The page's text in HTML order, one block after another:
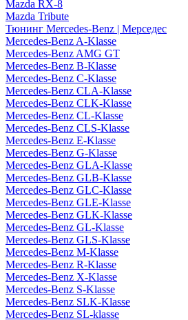
Mazda RX-8
Mazda Tribute
Тюнинг Mercedes-Benz | Мерседес
Mercedes-Benz A-Klasse
Mercedes-Benz AMG GT
Mercedes-Benz B-Klasse
Mercedes-Benz C-Klasse
Mercedes-Benz CLA-Klasse
Mercedes-Benz CLK-Klasse
Mercedes-Benz CL-Klasse
Mercedes-Benz CLS-Klasse
Mercedes-Benz E-Klasse
Mercedes-Benz G-Klasse
Mercedes-Benz GLA-Klasse
Mercedes-Benz GLB-Klasse
Mercedes-Benz GLC-Klasse
Mercedes-Benz GLE-Klasse
Mercedes-Benz GLK-Klasse
Mercedes-Benz GL-Klasse
Mercedes-Benz GLS-Klasse
Mercedes-Benz M-Klasse
Mercedes-Benz R-Klasse
Mercedes-Benz X-Klasse
Mercedes-Benz S-Klasse
Mercedes-Benz SLK-Klasse
Mercedes-Benz SL-klasse